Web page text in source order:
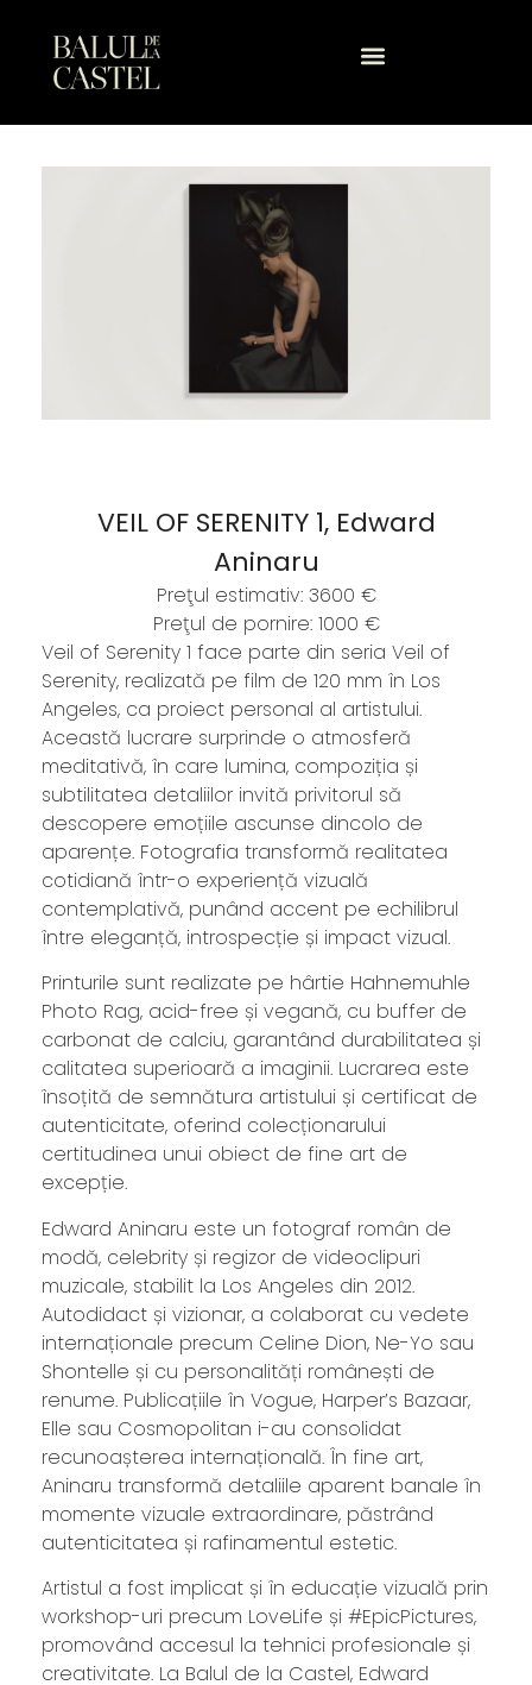
VEIL OF SERENITY 1, Edward
Aninaru
Preţul estimativ: 3600 €
Preţul de pornire: 1000 €
Veil of Serenity 1 face parte din seria Veil of
Serenity, realizată pe film de 120 mm în Los
Angeles, ca proiect personal al artistului.
Această lucrare surprinde o atmosferă
meditativă, în care lumina, compoziția și
subtilitatea detaliilor invită privitorul să
descopere emoțiile ascunse dincolo de
aparențe. Fotografia transformă realitatea
cotidiană într-o experiență vizuală
contemplativă, punând accent pe echilibrul
între eleganță, introspecție și impact vizual.
Printurile sunt realizate pe hârtie Hahnemuhle
Photo Rag, acid-free și vegană, cu buffer de
carbonat de calciu, garantând durabilitatea și
calitatea superioară a imaginii. Lucrarea este
însoțită de semnătura artistului și certificat de
autenticitate, oferind colecționarului
certitudinea unui obiect de fine art de
excepție.
Edward Aninaru este un fotograf român de
modă, celebrity și regizor de videoclipuri
muzicale, stabilit la Los Angeles din 2012.
Autodidact și vizionar, a colaborat cu vedete
internaționale precum Celine Dion, Ne-Yo sau
Shontelle și cu personalități românești de
renume. Publicațiile în Vogue, Harper’s Bazaar,
Elle sau Cosmopolitan i-au consolidat
recunoașterea internațională. În fine art,
Aninaru transformă detaliile aparent banale în
momente vizuale extraordinare, păstrând
autenticitatea și rafinamentul estetic.
Artistul a fost implicat și în educație vizuală prin
workshop-uri precum LoveLife și #EpicPictures,
promovând accesul la tehnici profesionale și
creativitate. La Balul de la Castel, Edward